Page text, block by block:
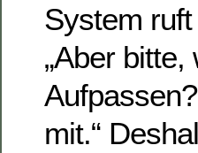
System
„Aber
mit.“